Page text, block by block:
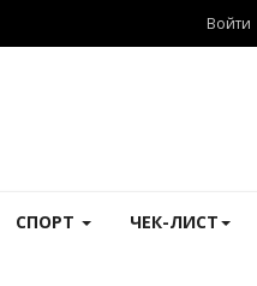
Войти
СПОРТ ЧЕК-ЛИСТ